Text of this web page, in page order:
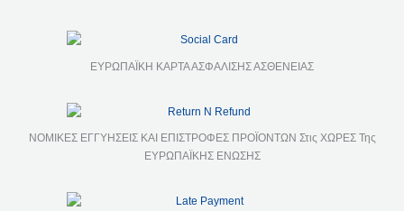
ΕΥΡΩΠΑΪΚΗ ΚΑΡΤΑ ΑΣΦΑΛΙΣΗΣ ΑΣΘΕΝΕΙΑΣ
ΝΟΜΙΚΕΣ ΕΓΓΥΗΣΕΙΣ ΚΑΙ ΕΠΙΣΤΡΟΦΕΣ ΠΡΟΪΟΝΤΩΝ Στις ΧΩΡΕΣ Της
ΕΥΡΩΠΑΪΚΗΣ ΕΝΩΣΗΣ